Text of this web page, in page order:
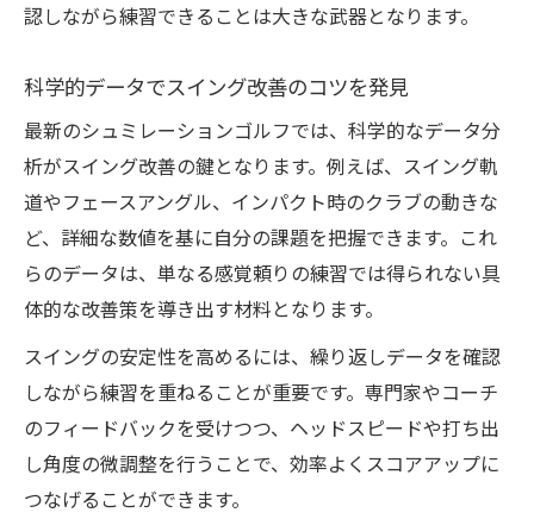
上達を実感する応用練習の工夫ポイント
方法
応用練習で実戦力を高める工夫とは
データ分析を活かした効果的な練習ポイン
ト
継続できるシュミレーションゴルフの楽し
さ
目標設定が上達スピードを加速させる理由
実戦力向上へ繋がる応用活用法を解説
シュミレーションゴルフで実戦力を強化す
る方法
応用練習でスコアアップを目指すポイント
認しながら練習できることは大きな武器となります。
科学的データでスイング改善のコツを発見
最新のシュミレーションゴルフでは、科学的なデータ分
析がスイング改善の鍵となります。例えば、スイング軌
道やフェースアングル、インパクト時のクラブの動きな
ど、詳細な数値を基に自分の課題を把握できます。これ
らのデータは、単なる感覚頼りの練習では得られない具
体的な改善策を導き出す材料となります。
スイングの安定性を高めるには、繰り返しデータを確認
しながら練習を重ねることが重要です。専門家やコーチ
のフィードバックを受けつつ、ヘッドスピードや打ち出
し角度の微調整を行うことで、効率よくスコアアップに
つなげることができます。